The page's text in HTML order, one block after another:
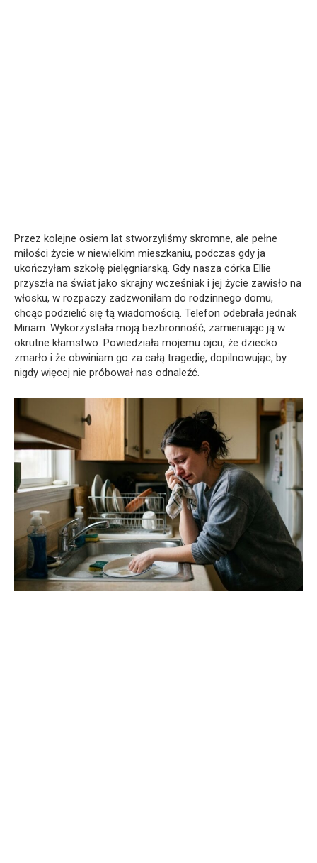
Przez kolejne osiem lat stworzyliśmy skromne, ale pełne
miłości życie w niewielkim mieszkaniu, podczas gdy ja
ukończyłam szkołę pielęgniarską. Gdy nasza córka Ellie
przyszła na świat jako skrajny wcześniak i jej życie zawisło na
włosku, w rozpaczy zadzwoniłam do rodzinnego domu,
chcąc podzielić się tą wiadomością. Telefon odebrała jednak
Miriam. Wykorzystała moją bezbronność, zamieniając ją w
okrutne kłamstwo. Powiedziała mojemu ojcu, że dziecko
zmarło i że obwiniam go za całą tragedię, dopilnowując, by
nigdy więcej nie próbował nas odnaleźć.